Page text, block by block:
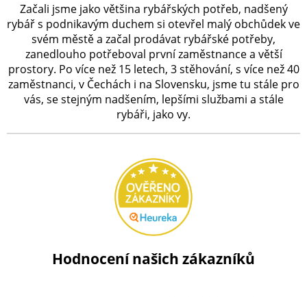
Začali jsme jako většina rybářských potřeb, nadšený
rybář s podnikavým duchem si otevřel malý obchůdek ve
svém městě a začal prodávat rybářské potřeby,
zanedlouho potřeboval první zaměstnance a větší
prostory. Po více než 15 letech, 3 stěhování, s více než 40
zaměstnanci, v Čechách i na Slovensku, jsme tu stále pro
vás, se stejným nadšením, lepšími službami a stále
rybáři, jako vy.
Hodnocení našich zákazníků